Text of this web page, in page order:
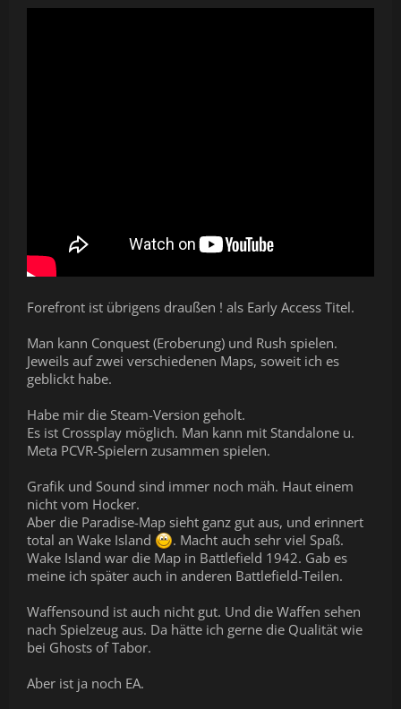
Forefront ist übrigens draußen ! als Early Access Titel.
Man kann Conquest (Eroberung) und Rush spielen.
Jeweils auf zwei verschiedenen Maps, soweit ich es
geblickt habe.
Habe mir die Steam-Version geholt.
Es ist Crossplay möglich. Man kann mit Standalone u.
Meta PCVR-Spielern zusammen spielen.
Grafik und Sound sind immer noch mäh. Haut einem
nicht vom Hocker.
Aber die Paradise-Map sieht ganz gut aus, und erinnert
total an Wake Island
. Macht auch sehr viel Spaß.
Wake Island war die Map in Battlefield 1942. Gab es
meine ich später auch in anderen Battlefield-Teilen.
Waffensound ist auch nicht gut. Und die Waffen sehen
nach Spielzeug aus. Da hätte ich gerne die Qualität wie
bei Ghosts of Tabor.
Aber ist ja noch EA.